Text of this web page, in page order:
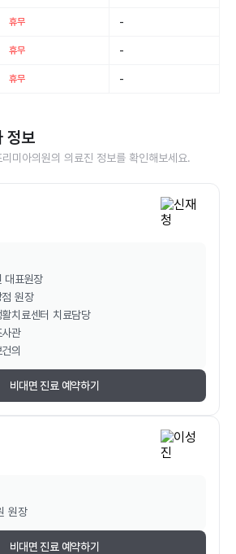
휴무 -
휴무 -
휴무 -
정보
리미아의원의 의료진 정보를 확인해보세요.
대표원장
원장
치료센터 치료담당
관
의
비대면 진료 예약하기
원장
비대면 진료 예약하기